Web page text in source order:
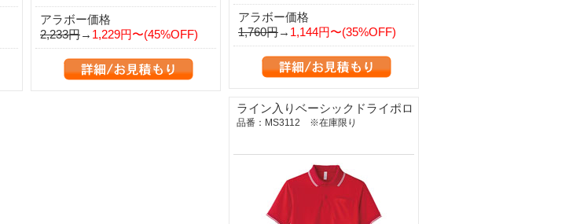
アラボー価格
2,233円→ 1,229円〜(45%OFF)
アラボー価格
1,760円→ 1,144円〜(35%OFF)
ライン入りベーシックドライポロ
品番：MS3112 ※在庫限り